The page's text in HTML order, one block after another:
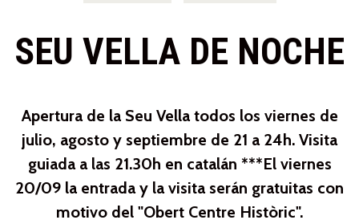
SEU VELLA DE NOCHE
Apertura de la Seu Vella todos los viernes de
julio, agosto y septiembre de 21 a 24h. Visita
guiada a las 21.30h en catalán ***El viernes
20/09 la entrada y la visita serán gratuitas con
motivo del "Obert Centre Històric".